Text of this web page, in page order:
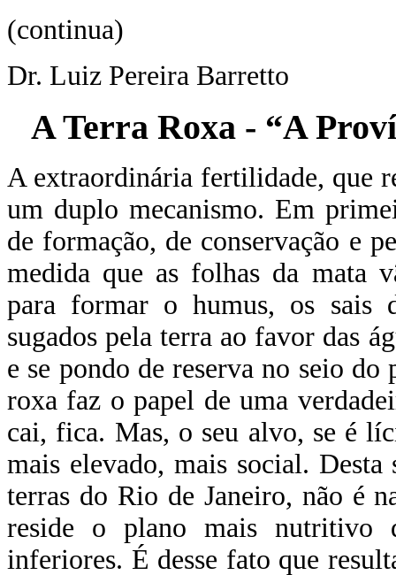
(continua)
Dr. Luiz Pereira Barretto
A Terra Roxa - “A
A extraordinária fertilidade, que
um duplo mecanismo. Em
de formação, de conservação e
medida que as folhas da mata
para formar o humus, os sais
sugados pela terra ao favor das
e se pondo de reserva no seio
roxa faz o papel de uma
cai, fica. Mas, o seu alvo, se é
mais elevado, mais social. Desta
terras do Rio de Janeiro, não é
reside o plano mais nutritivo
inferiores. É desse fato que